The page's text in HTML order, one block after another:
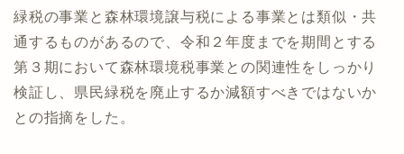
緑税の事業と森林環境譲与税による事業とは類似・共
通するものがあるので、令和２年度までを期間とする
第３期において森林環境税事業との関連性をしっかり
検証し、県民緑税を廃止するか減額すべきではないか
との指摘をした。